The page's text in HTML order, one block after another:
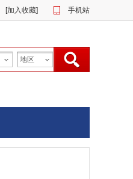
[加入收藏] 手机站